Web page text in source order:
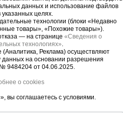
данных и использование файлов
указанных целях.
технологии (блоки «Недавно
товары», «Похожие товары»).
— на странице «Сведения о
технологиях».
(Аналитика, Реклама) осуществляют
данных на основании разрешения
9484204 от 04.06.2025.
о cookies
вы соглашаетесь с условиями.